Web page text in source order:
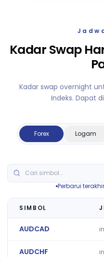
Kadar Swap
Kadar swap overnight
Indeks. Dapat
Forex Logam
Perbarui
SIMBOL
AUDCAD
AUDCHF